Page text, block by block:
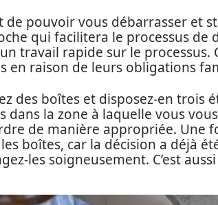
de pouvoir vous débarrasser et
qui facilitera le processus de
travail rapide sur le
en raison de leurs obligations
des boîtes et disposez-en trois
dans la zone à laquelle vous
de manière appropriée. Une
boîtes, car la décision a déjà
les soigneusement. C’est